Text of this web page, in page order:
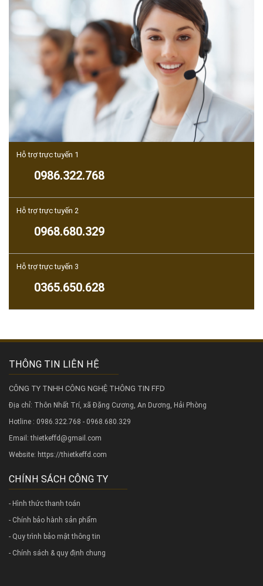
Hỗ trợ trực tuyến 1
0986.322.768
Hỗ trợ trực tuyến 2
0968.680.329
Hỗ trợ trực tuyến 3
0365.650.628
THÔNG TIN LIÊN HỆ
CÔNG TY TNHH CÔNG NGHỆ THÔNG TIN FFD
Địa chỉ: Thôn Nhất Trí, xã Đặng Cương, An Dương, Hải Phòng
Hotline : 0986.322.768 - 0968.680.329
Email: thietkeffd@gmail.com
Website: https://thietkeffd.com
CHÍNH SÁCH CÔNG TY
- Hình thức thanh toán
- Chính bảo hành sản phẩm
- Quy trình bảo mật thông tin
- Chính sách & quy định chung